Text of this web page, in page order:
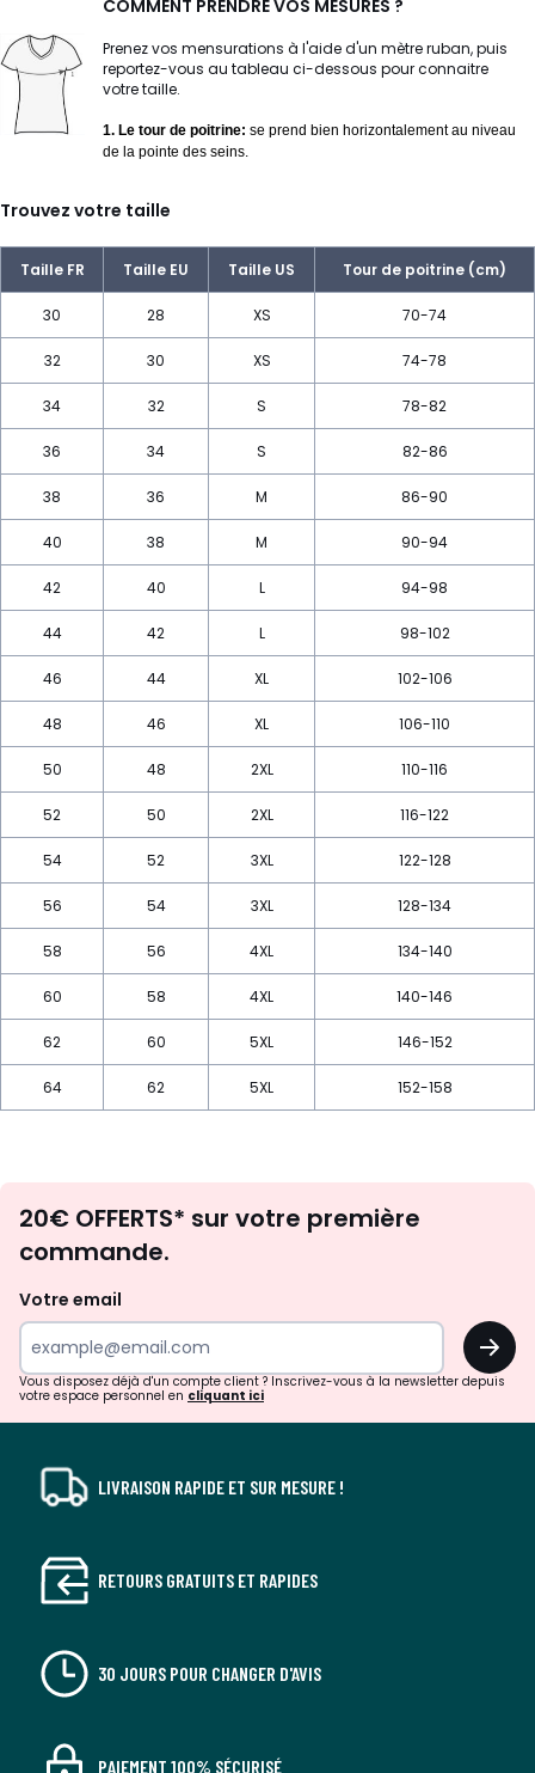
COMMENT PRENDRE VOS MESURES ?
Prenez vos mensurations à l'aide d'un mètre ruban, puis
reportez-vous au tableau ci-dessous pour connaitre
votre taille.
1. Le tour de poitrine: se prend bien horizontalement au niveau
de la pointe des seins.
Trouvez votre taille
Taille FR Taille EU Taille US Tour de poitrine (cm)
30 28 XS 70-74
32 30 XS 74-78
34 32 S 78-82
36 34 S 82-86
38 36 M 86-90
40 38 M 90-94
42 40 L 94-98
44 42 L 98-102
46 44 XL 102-106
48 46 XL 106-110
50 48 2XL 110-116
52 50 2XL 116-122
54 52 3XL 122-128
56 54 3XL 128-134
58 56 4XL 134-140
60 58 4XL 140-146
62 60 5XL 146-152
64 62 5XL 152-158
d'inspirations
surprises?
20€ OFFERTS* sur votre première
commande.
Votre email
OK
Vous disposez déjà d'un compte client ? Inscrivez-vous à la newsletter depuis
votre espace personnel en cliquant ici
LIVRAISON RAPIDE ET SUR MESURE !
RETOURS GRATUITS ET RAPIDES
30 JOURS POUR CHANGER D'AVIS
PAIEMENT 100% SÉCURISÉ